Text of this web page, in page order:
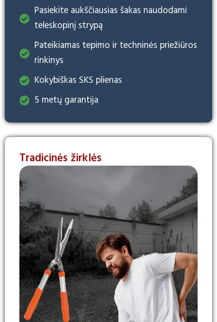
Pasiekite aukščiausias šakas naudodami
teleskopinį strypą
Pateikiamas tepimo ir techninės priežiūros
rinkinys
Kokybiškas SKS plienas
5 metų garantija
Tradicinės žirklės